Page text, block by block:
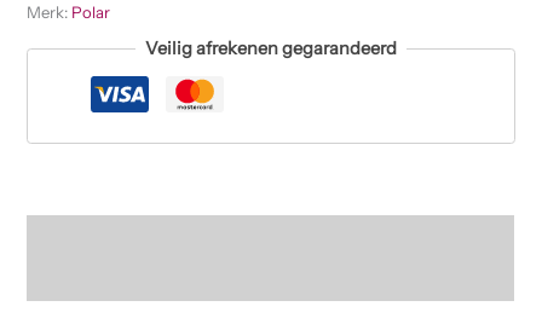
Merk: Polar
Veilig afrekenen gegarandeerd